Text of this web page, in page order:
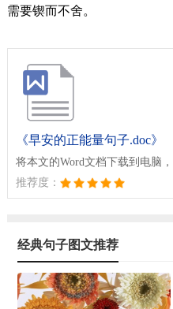
需要锲而不舍。
《早安的正能量句子.doc》
将本文的Word文档下载到电脑
推荐度：
经典句子图文推荐